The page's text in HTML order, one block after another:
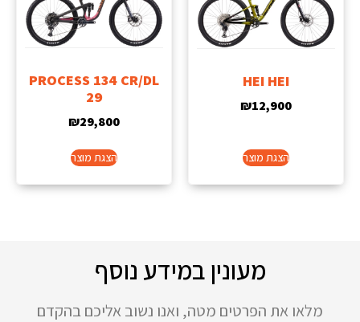
HEI HEI
₪12,900
הצגת מוצר
PROCESS 134 CR/DL
29
₪29,800
הצגת מוצר
מעונין במידע נוסף
מלאו את הפרטים מטה, ואנו נשוב אליכם בהקדם